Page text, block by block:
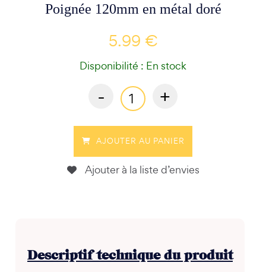
Poignée 120mm en métal doré
5.99 €
Disponibilité : En stock
- +
AJOUTER AU PANIER
Ajouter à la liste d’envies
Descriptif technique du produit